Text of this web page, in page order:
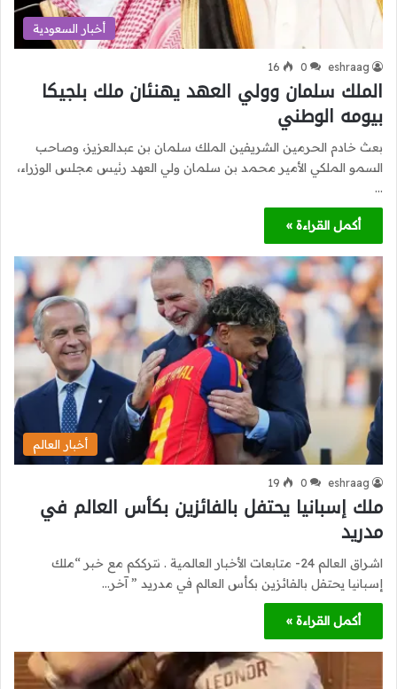
أخبار السعودية
eshraag
0
16
الملك سلمان وولي العهد يهنئان ملك بلجيكا
بيومه الوطني
بعث خادم الحرمين الشريفين الملك سلمان بن عبدالعزيز، وصاحب
السمو الملكي الأمير محمد بن سلمان ولي العهد رئيس مجلس الوزراء،
…
أكمل القراءة »
أخبار العالم
eshraag
0
19
ملك إسبانيا يحتفل بالفائزين بكأس العالم في
مدريد
اشراق العالم 24- متابعات الأخبار العالمية . نترككم مع خبر “ملك
إسبانيا يحتفل بالفائزين بكأس العالم في مدريد ” آخر…
أكمل القراءة »